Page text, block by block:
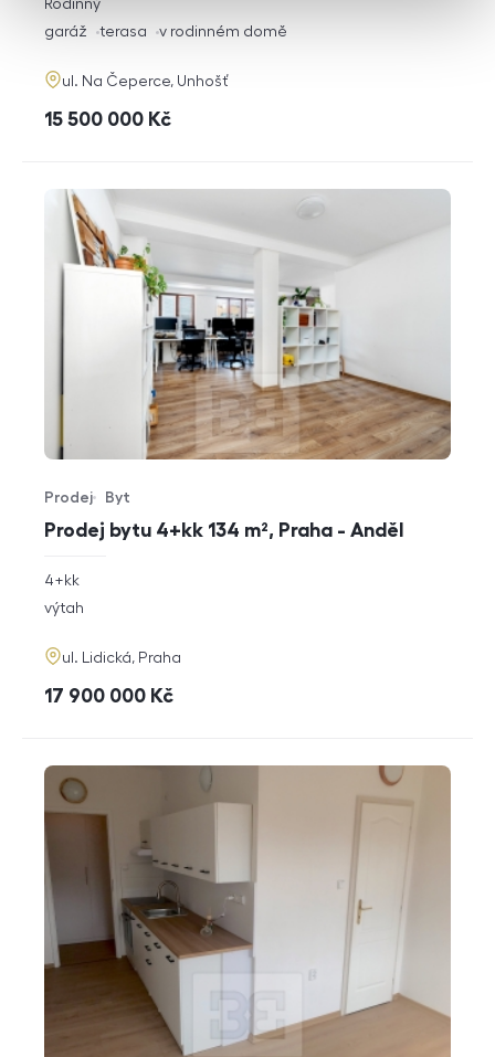
rozměry
dispozice
Rodinný
funkce
garáž terasa v rodinném domě
adresa
ul. Na Čeperce, Unhošť
cena
15 500 000 Kč
Prodej bytu 4+kk 134 m², Praha - Anděl
Typ nabídky
Prodej
Typ nemovitosti
Byt
rozměry
4+kk
funkce
výtah
adresa
ul. Lidická, Praha
cena
17 900 000 Kč